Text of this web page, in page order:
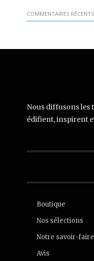
COMMENTAIRES RÉCENTS
Nous diffusons les
édifient, inspirent
Boutique
Nos sélections
Notre savoir-faire
Avis